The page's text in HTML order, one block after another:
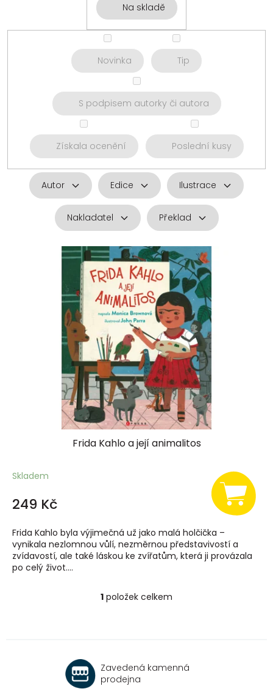
Na skladě
Novinka Tip
S podpisem autorky či autora
Získala ocenění Poslední kusy
Autor Edice Ilustrace
Nakladatel Překlad
Frida Kahlo a její animalitos
Skladem
249 Kč
Frida Kahlo byla výjimečná už jako malá holčička –
vynikala nezlomnou vůlí, nezměrnou představivostí a
zvídavostí, ale také láskou ke zvířatům, která ji provázala
po celý život....
O
c
í
1 položek celkem
Zavedená kamenná
prodejna